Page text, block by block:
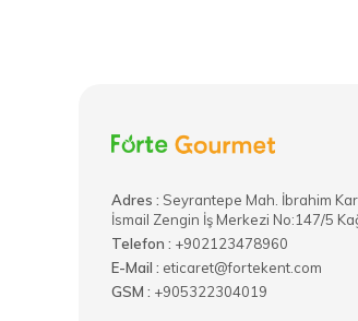
Adres : ​Seyrantepe Mah. İbrahim
İsmail Zengin İş Merkezi No:147/5
Telefon : +902123478960
E-Mail : eticaret@fortekent.com
GSM : +905322304019